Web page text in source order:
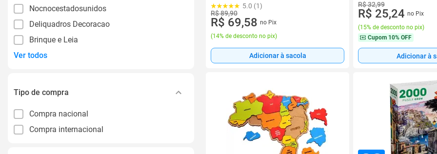
Nocnocestadosunidos
Deliquadros Decoracao
Brinque e Leia
Ver todos
Tipo de compra
Compra nacional
Compra internacional
5.0 (1)
R$ 89,90
R$ 69,58 no Pix
(14% de desconto no pix)
Adicionar à sacola
R$ 32,99
R$ 25,24 no Pix
(15% de desconto no pix)
Cupom 10% OFF
Adicionar à